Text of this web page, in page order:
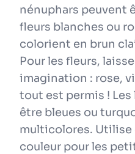
nénuphars peuvent
fleurs blanches ou
colorient en brun
Pour les fleurs,
imagination : rose,
tout est permis !
être bleues ou
multicolores. Utilise
couleur pour les